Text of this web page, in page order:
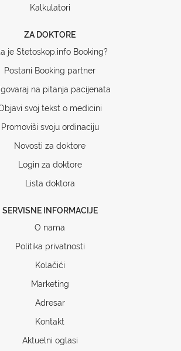
Kalkulatori
ZA DOKTORE
je Stetoskop.info Booking?
Postani Booking partner
na pitanja pacijenata
svoj tekst o medicini
Promoviši svoju ordinaciju
Novosti za doktore
Login za doktore
Lista doktora
SERVISNE INFORMACIJE
O nama
Politika privatnosti
Kolačići
Marketing
Adresar
Kontakt
Aktuelni oglasi